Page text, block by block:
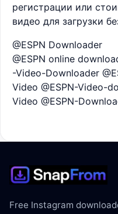
регистрации или
видео для загрузки
@ESPN Downloader
@ESPN online
-Video-Downloader
Video @ESPN-Video-
Video @ESPN-
Free Instagram